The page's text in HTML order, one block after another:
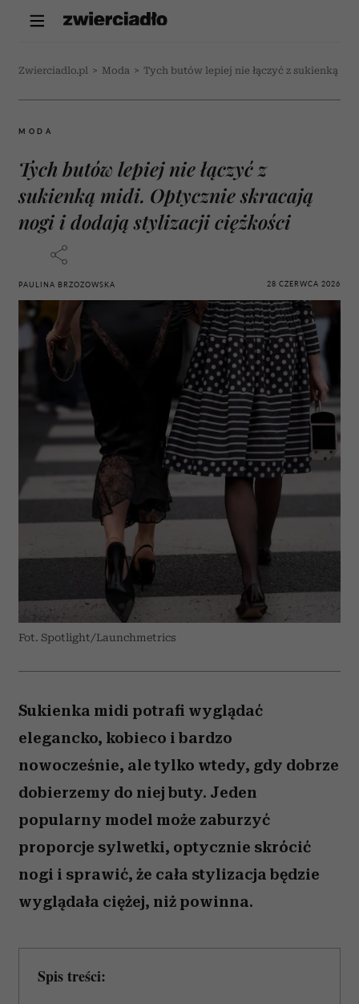
Zwierciadlo.pl > Moda > Tych butów lepiej nie łączyć z sukienką
MODA
Tych butów lepiej nie łączyć z
sukienką midi. Optycznie skracają
nogi i dodają stylizacji ciężkości
PAULINA BRZOZOWSKA 28 CZERWCA 2026
Fot. Spotlight/Launchmetrics
Sukienka midi potrafi wyglądać
elegancko, kobieco i bardzo
nowocześnie, ale tylko wtedy, gdy dobrze
dobierzemy do niej buty. Jeden
popularny model może zaburzyć
proporcje sylwetki, optycznie skrócić
nogi i sprawić, że cała stylizacja będzie
wyglądała ciężej, niż powinna.
Spis treści: